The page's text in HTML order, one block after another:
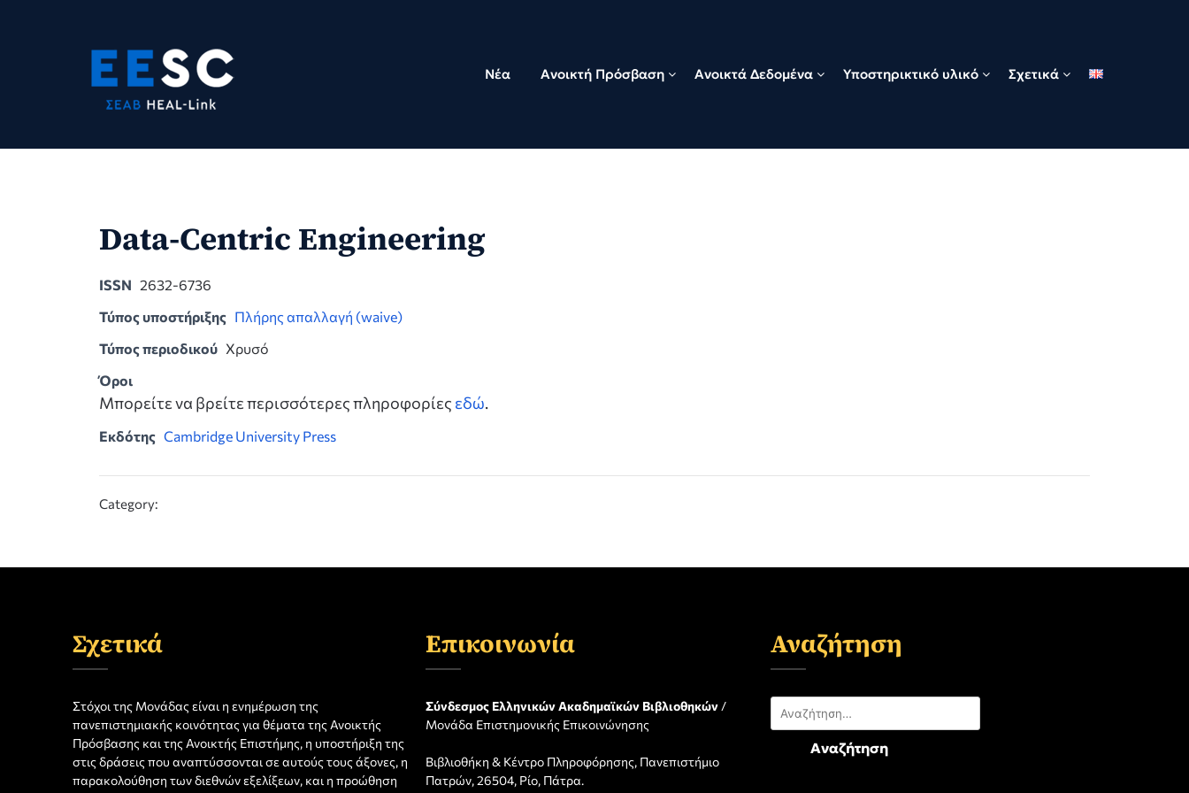
Νέα Ανοικτή Πρόσβαση Ανοικτά Δεδομένα Υποστηρικτικό υλικό Σχετικά
Data-Centric Engineering
ISSN 2632-6736
Τύπος υποστήριξης Πλήρης απαλλαγή (waive)
Τύπος περιοδικού Χρυσό
Όροι
Μπορείτε να βρείτε περισσότερες πληροφορίες εδώ.
Εκδότης Cambridge University Press
Category:
Σχετικά
Στόχοι της Μονάδας είναι η ενημέρωση της
πανεπιστημιακής κοινότητας για θέματα της Ανοικτής
Πρόσβασης και της Ανοικτής Επιστήμης, η υποστήριξη της
στις δράσεις που αναπτύσσονται σε αυτούς τους άξονες, η
παρακολούθηση των διεθνών εξελίξεων, και η προώθηση
Επικοινωνία
Σύνδεσμος Ελληνικών Ακαδημαϊκών Βιβλιοθηκών /
Μονάδα Επιστημονικής Επικοινώνησης
Βιβλιοθήκη & Κέντρο Πληροφόρησης, Πανεπιστήμιο
Πατρών, 26504, Ρίο, Πάτρα.
Αναζήτηση
Αναζήτηση
για: